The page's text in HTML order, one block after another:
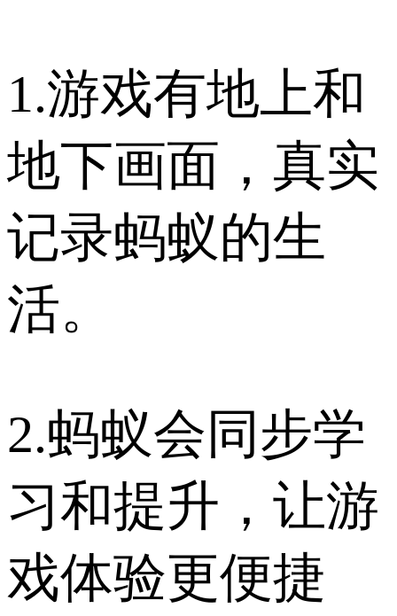
1.游戏有地上和
地下画面，真实
记录蚂蚁的生
活。
2.蚂蚁会同步学
习和提升，让游
戏体验更便捷